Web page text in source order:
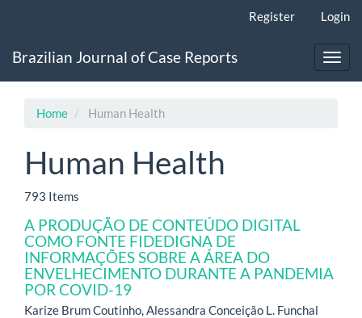
Content
Register Login
Brazilian Journal of Case Reports
Home Human Health
Human Health
793 Items
A PRODUÇÃO DE CONTEÚDO DIGITAL
COMO FONTE FIDEDIGNA DE
INFORMAÇÕES SOBRE A ÁREA DO
ENVELHECIMENTO DURANTE A PANDEMIA
POR COVID-19
Karize Brum Coutinho, Alessandra Conceição L. Funchal